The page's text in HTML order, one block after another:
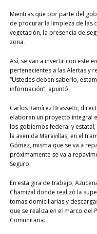
Mientras que por parte del
de procurar la limpieza de las
vegetación, la presencia de
zona.
Así, se van a invertir con este
pertenecientes a las Alertas y
“Ustedes deben saberlo,
información”, apuntó.
Carlos Ramírez Brassetti,
elaboran un proyecto integral
los gobiernos federal y
la avenida Maravillas, en el
Gómez, misma que se va a
próximamente se va a
Seguro.
En esta gira de trabajo,
Chamizal donde realizó la
tomas domiciliarias y
que se realiza en el marco del
Comunitaria.